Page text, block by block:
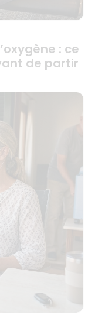
: ce
de partir